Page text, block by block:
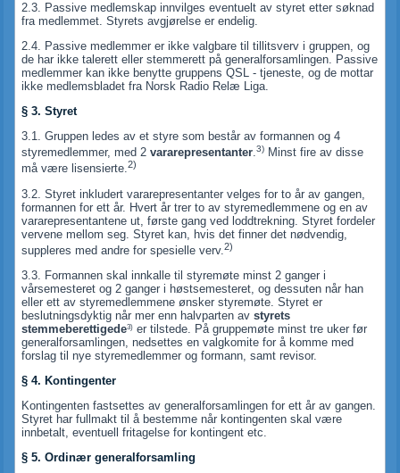
2.3. Passive medlemskap innvilges eventuelt av styret etter søknad
fra medlemmet. Styrets avgjørelse er endelig.
2.4. Passive medlemmer er ikke valgbare til tillitsverv i gruppen, og
de har ikke talerett eller stemmerett på generalforsamlingen. Passive
medlemmer kan ikke benytte gruppens QSL - tjeneste, og de mottar
ikke medlemsbladet fra Norsk Radio Relæ Liga.
§ 3. Styret
3.1. Gruppen ledes av et styre som består av formannen og 4
styremedlemmer, med 2vararepresentanter.3) Minst fire av disse
må være lisensierte.2)
3.2. Styret inkludert vararepresentanter velges for to år av gangen,
formannen for ett år. Hvert år trer to av styremedlemmene og en av
vararepresentantene ut, første gang ved loddtrekning. Styret fordeler
vervene mellom seg. Styret kan, hvis det finner det nødvendig,
suppleres med andre for spesielle verv.2)
3.3. Formannen skal innkalle til styremøte minst 2 ganger i
vårsemesteret og 2 ganger i høstsemesteret, og dessuten når han
eller ett av styremedlemmene ønsker styremøte. Styret er
beslutningsdyktig når mer enn halvparten avstyrets
stemmeberettigede3) er tilstede. På gruppemøte minst tre uker før
generalforsamlingen, nedsettes en valgkomite for å komme med
forslag til nye styremedlemmer og formann, samt revisor.
§ 4. Kontingenter
Kontingenten fastsettes av generalforsamlingen for ett år av gangen.
Styret har fullmakt til å bestemme når kontingenten skal være
innbetalt, eventuell fritagelse for kontingent etc.
§ 5. Ordinær generalforsamling